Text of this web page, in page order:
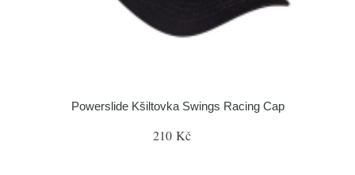
Powerslide Kšiltovka Swings Racing Cap
210 Kč